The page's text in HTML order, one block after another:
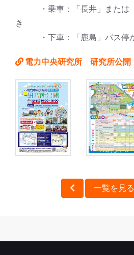
・乗車：「長井」または「
き
・下車：「鹿島」バス停
電力中央研究所 研究所公開
一覧を見る